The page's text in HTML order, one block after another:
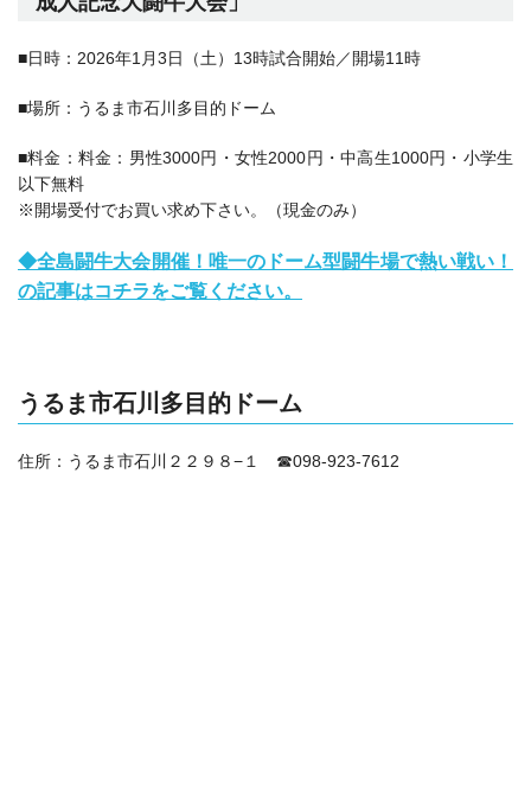
■日時：2026年1月3日（土）13時試合開始／開場11時
■場所： うるま市石川多目的ドーム
■料金：料金：男性3000円・女性2000円・中高生1000円・小学生
以下無料
※開場受付でお買い求め下さい。（現金のみ）
◆全島闘牛大会開催！唯一のドーム型闘牛場で熱い戦い！
の記事はコチラをご覧ください。
うるま市石川多目的ドーム
住所： うるま市石川２２９８−１ ☎098-923-7612